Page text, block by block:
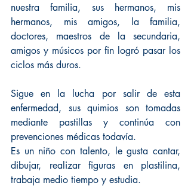
nuestra familia, sus hermanos, mis
hermanos, mis amigos, la familia,
doctores, maestros de la secundaria,
amigos y músicos por fin logró pasar los
ciclos más duros.
Sigue en la lucha por salir de esta
enfermedad, sus quimios son tomadas
mediante pastillas y continúa con
prevenciones médicas todavía.
Es un niño con talento, le gusta cantar,
dibujar, realizar figuras en plastilina,
trabaja medio tiempo y estudia.